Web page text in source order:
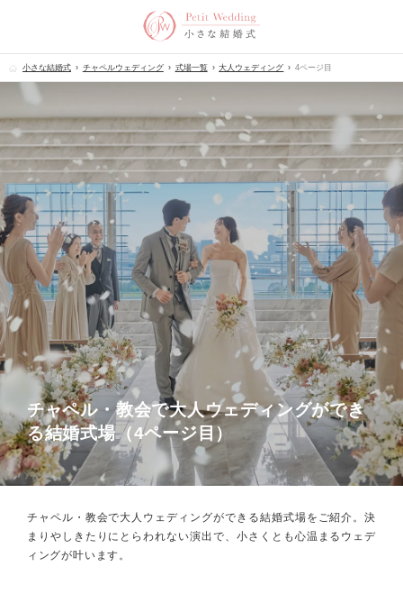
小さな結婚式 チャペルウェディング 式場一覧 大人ウェディング 4ページ目
チャペル・教会で大人ウェディングができ
る結婚式場（4ページ目）
チャペル・教会で大人ウェディングができる結婚式場をご紹介。決
まりやしきたりにとらわれない演出で、小さくとも心温まるウェデ
ィングが叶います。